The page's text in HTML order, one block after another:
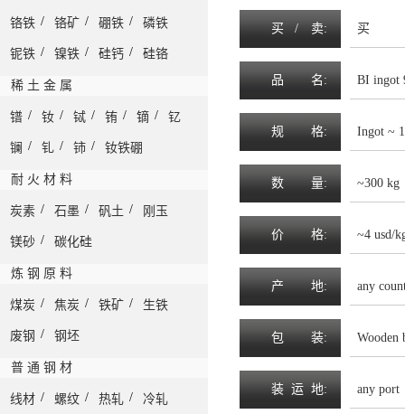
铬铁 / 铬矿 / 硼铁 / 磷铁
铌铁 / 镍铁 / 硅钙 / 硅铬
稀 土 金 属
镨 / 钕 / 铽 / 铕 / 镝 / 钇
镧 / 钆 / 铈 / 钕铁硼
耐 火 材 料
炭素 / 石墨 / 矾土 / 刚玉
镁砂 / 碳化硅
炼 钢 原 料
煤炭 / 焦炭 / 铁矿 / 生铁
废钢 / 钢坯
普 通 钢 材
线材 / 螺纹 / 热轧 / 冷轧
买 / 卖: 买
品 名 : BI ingot
规 格: Ingot ~
数 量: ~300 kg
价 格: ~4 usd/
产 地: any
包 装: Wooden
装 运 地: any port